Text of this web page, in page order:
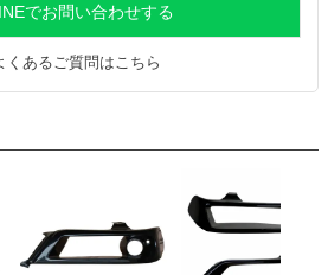
でお問い合わせする
くあるご質問はこちら